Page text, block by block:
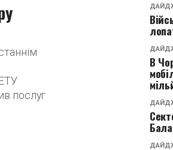
послуг
В